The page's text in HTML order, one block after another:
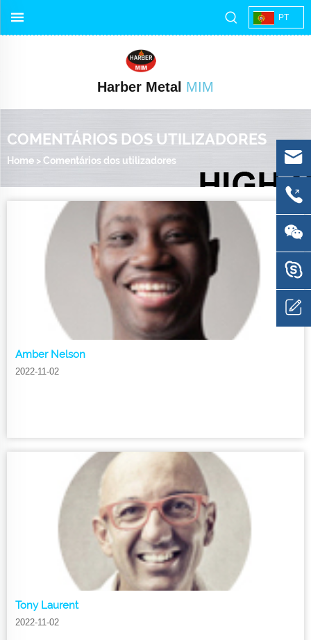
PT
Harber Metal MIM
COMENTÁRIOS DOS UTILIZADORES
Home > Comentários dos utilizadores
Amber Nelson
2022-11-02
Tony Laurent
2022-11-02